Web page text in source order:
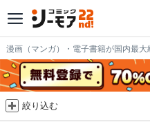
漫画（マンガ）・電子書籍が国内最大
絞り込む